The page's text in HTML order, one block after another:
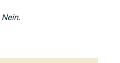
Nein.